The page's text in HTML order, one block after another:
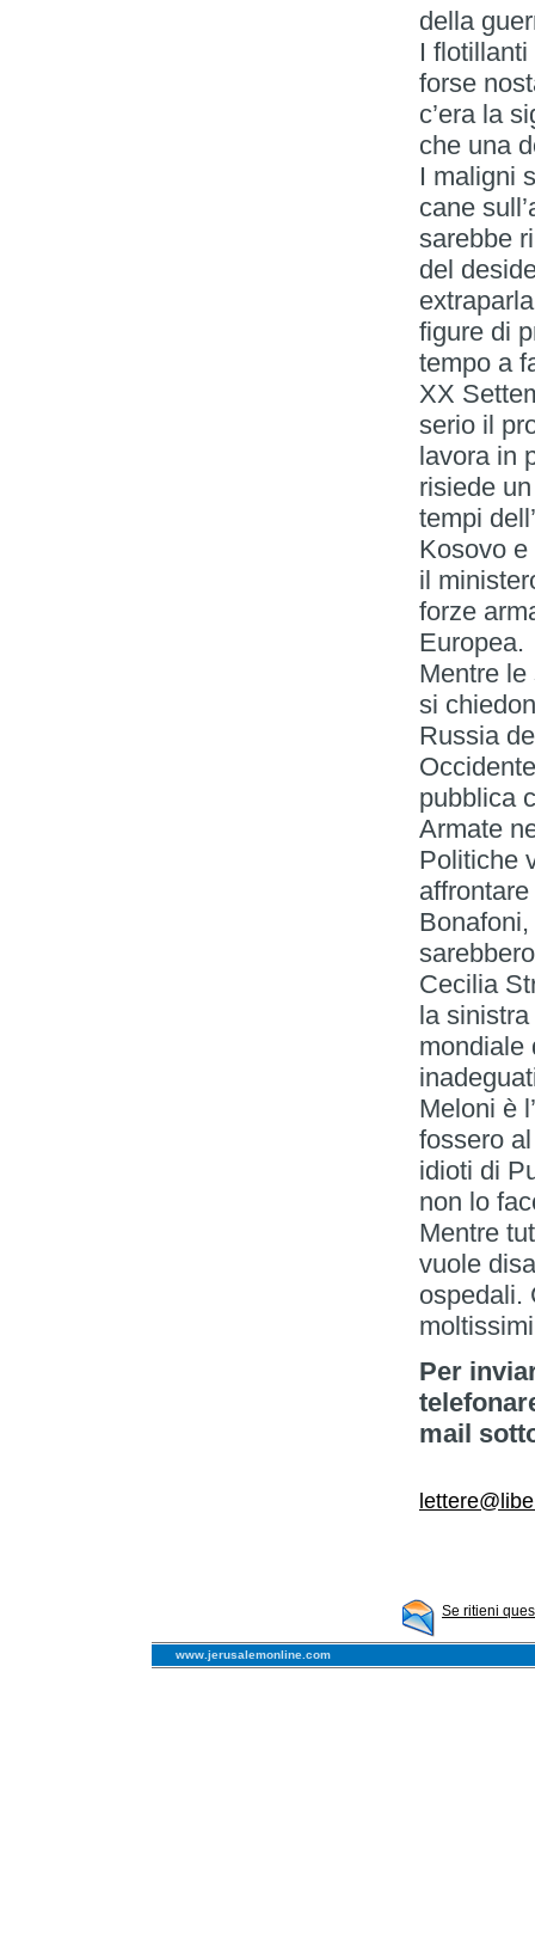
della
I
forse
c’era la
che una
I maligni
cane
sarebbe
del
figure di
tempo a
XX
serio il
lavora in
risiede
tempi
Kosovo
il
forze
Europea.
Mentre
si
Russia
pubblica
Armate
Politiche
Cecilia
la
mondiale
Meloni è
fossero
idioti di
non lo
Mentre
vuole
ospedali.
Per
mail
Se ritieni
www.jerusalemonline.com